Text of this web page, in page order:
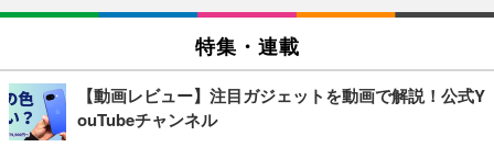
特集・連載
【動画レビュー】注目ガジェットを動画で解説！公式Y
ouTubeチャンネル